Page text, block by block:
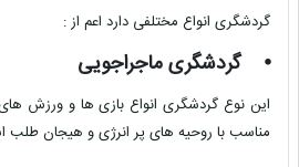
گردشگری انواع مختلفی دارد اعم از :
⦁ گردشگری ماجراجویی
این نوع گردشگری انواع بازی ها و ورزش
مناسب با روحیه های پر انرژی و هیجان